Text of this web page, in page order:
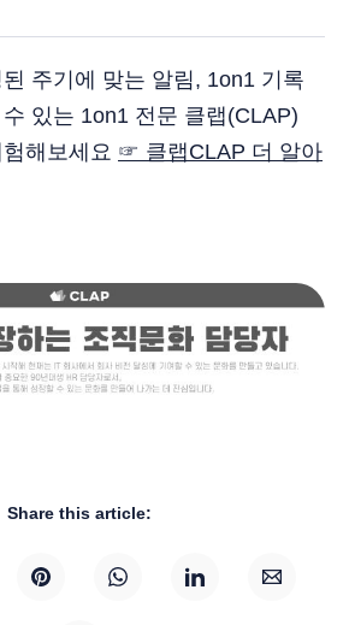
주기에 맞는 알림, 1on1 기록
있는 1on1 전문 클랩(CLAP)
해보세요 ☞ 클랩CLAP 더 알아
Share this article: